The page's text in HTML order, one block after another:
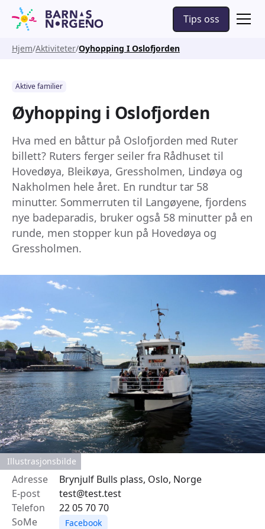
Tips oss
Hjem Aktiviteter Oyhopping I Oslofjorden
Aktive familier
Øyhopping i Oslofjorden
Hva med en båttur på Oslofjorden med Ruter
billett? Ruters ferger seiler fra Rådhuset til
Hovedøya, Bleikøya, Gressholmen, Lindøya og
Nakholmen hele året. En rundtur tar 58
minutter. Sommerruten til Langøyene, fjordens
nye badeparadis, bruker også 58 minutter på en
runde, men stopper kun på Hovedøya og
Gressholmen.
Illustrasjonsbilde
Adresse
Brynjulf Bulls plass, Oslo, Norge
E-post
test@test.test
Telefon
22 05 70 70
SoMe
Facebook